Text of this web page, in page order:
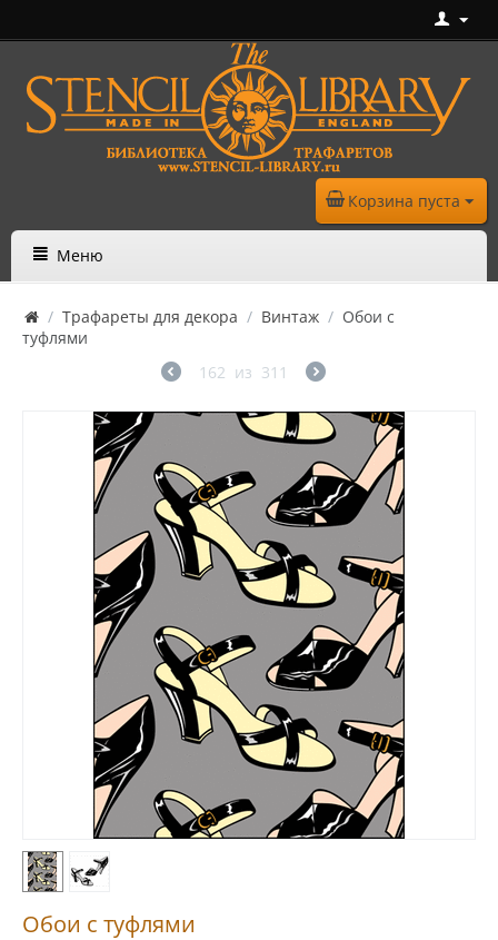
Корзина пуста
Меню
/ Трафареты для декора / Винтаж / Обои с
туфлями
162 из 311
Обои с туфлями